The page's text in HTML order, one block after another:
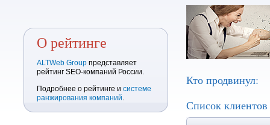
О рейтинге
ALTWeb Group представляет
рейтинг SEO-компаний России.
Подробнее о рейтинге и системе
ранжирования компаний.
Кто продвинул:
Список